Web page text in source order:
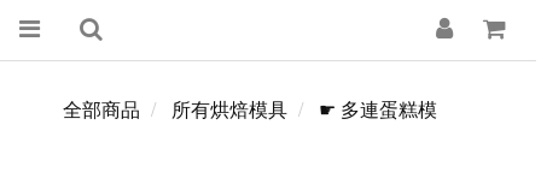
全部商品 所有烘焙模具 ☛ 多連蛋糕模